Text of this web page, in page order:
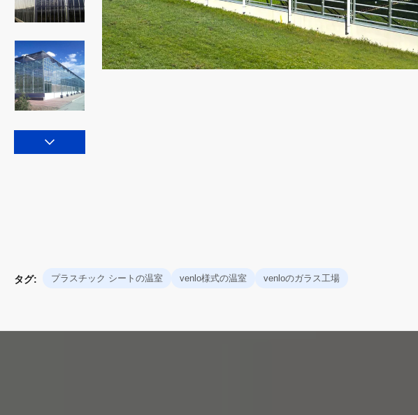
タグ: プラスチック シートの温室 venlo様式の温室 venloのガラス工場